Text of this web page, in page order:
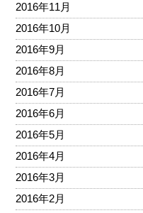
2016年11月
2016年10月
2016年9月
2016年8月
2016年7月
2016年6月
2016年5月
2016年4月
2016年3月
2016年2月